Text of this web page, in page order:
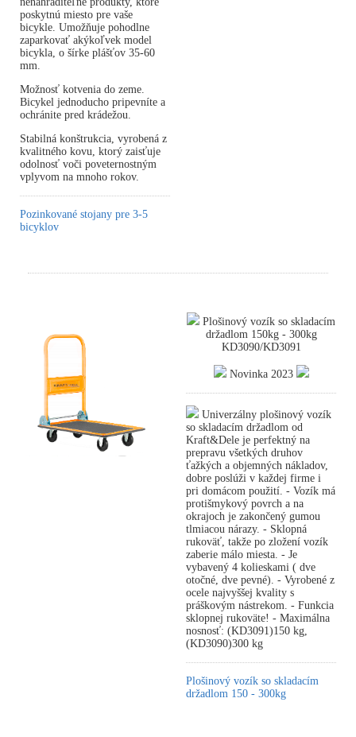
poskytnú miesto pre vaše
bicykle. Umožňuje pohodlne
zaparkovať akýkoľvek model
bicykla, o šírke plášťov 35-60
mm.
Možnosť kotvenia do zeme.
Bicykel jednoducho pripevníte a
ochránite pred krádežou.
Stabilná konštrukcia, vyrobená z
kvalitného kovu, ktorý zaisťuje
odolnosť voči poveternostným
vplyvom na mnoho rokov.
Pozinkované stojany pre 3-5
bicyklov
Plošinový vozík so skladacím
držadlom 150kg - 300kg
KD3090/KD3091
Novinka 2023
Univerzálny plošinový vozík
so skladacím držadlom od
Kraft&Dele je perfektný na
prepravu všetkých druhov
ťažkých a objemných nákladov,
dobre poslúži v každej firme i
pri domácom použití. - Vozík má
protišmykový povrch a na
okrajoch je zakončený gumou
tlmiacou nárazy. - Sklopná
rukoväť, takže po zložení vozík
zaberie málo miesta. - Je
vybavený 4 kolieskami ( dve
otočné, dve pevné). - Vyrobené z
ocele najvyššej kvality s
práškovým nástrekom. - Funkcia
sklopnej rukoväte! - Maximálna
nosnosť: (KD3091)150 kg,
(KD3090)300 kg
Plošinový vozík so skladacím
držadlom 150 - 300kg